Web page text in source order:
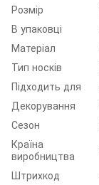
Розмір
В упаковці
Матеріал
Тип носків
Підходить для
Декорування
Сезон
Країна
виробництва
Штрихкод